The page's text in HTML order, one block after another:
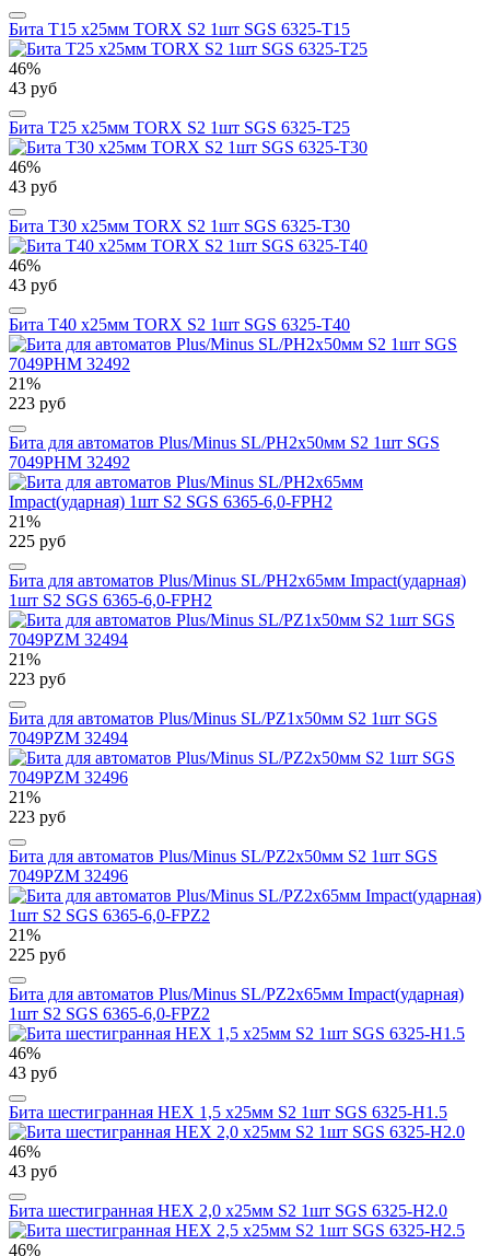
Бита T15 х25мм TORX S2 1шт SGS 6325-T15
46%
43 руб
Бита T25 х25мм TORX S2 1шт SGS 6325-T25
46%
43 руб
Бита T30 х25мм TORX S2 1шт SGS 6325-T30
46%
43 руб
Бита T40 х25мм TORX S2 1шт SGS 6325-T40
21%
223 руб
Бита для автоматов Plus/Minus SL/PH2х50мм S2 1шт SGS
7049PHM 32492
21%
225 руб
Бита для автоматов Plus/Minus SL/PH2х65мм Impact(ударная)
1шт S2 SGS 6365-6,0-FPH2
21%
223 руб
Бита для автоматов Plus/Minus SL/PZ1х50мм S2 1шт SGS
7049PZM 32494
21%
223 руб
Бита для автоматов Plus/Minus SL/PZ2х50мм S2 1шт SGS
7049PZM 32496
21%
225 руб
Бита для автоматов Plus/Minus SL/PZ2х65мм Impact(ударная)
1шт S2 SGS 6365-6,0-FPZ2
46%
43 руб
Бита шестигранная HEX 1,5 х25мм S2 1шт SGS 6325-H1.5
46%
43 руб
Бита шестигранная HEX 2,0 х25мм S2 1шт SGS 6325-H2.0
46%